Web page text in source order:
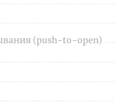
(push-to-open)